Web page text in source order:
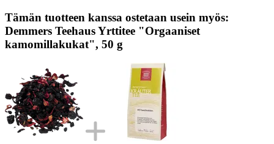
Tämän tuotteen kanssa ostetaan usein myös:
Demmers Teehaus Yrttitee "Orgaaniset
kamomillakukat", 50 g